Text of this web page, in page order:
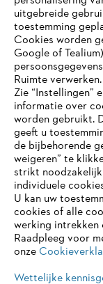
STIHL FAQ
Contact
Cookie-
ANDREAS STIHL
België/Belgique
JE
Je gebruikt een
onze website
je overschakelt
firefox
uitgebreide
toestemming
Cookies worden
Google of
Ruimte verwerken.
Zie “Instellingen”
informatie over
worden gebruikt.
geeft u
de bijbehorende
weigeren” te
strikt
individuele
U kan uw
cookies of alle
werking intrekken
Raadpleeg voor
onze
Wettelijke